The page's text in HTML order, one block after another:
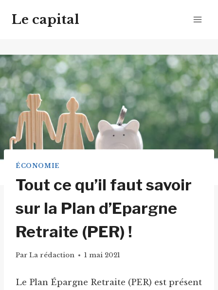
Le capital
ÉCONOMIE
Tout ce qu’il faut savoir
sur la Plan d’Epargne
Retraite (PER) !
Par La rédaction 1 mai 2021
Le Plan Épargne Retraite (PER) est présent